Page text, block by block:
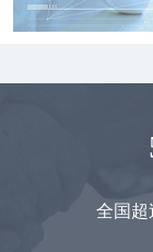
全国超